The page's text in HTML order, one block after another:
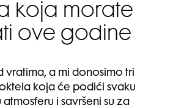
koja morate
ove godine
vratima, a mi donosimo tri
koja će podići svaku
i savršeni su za